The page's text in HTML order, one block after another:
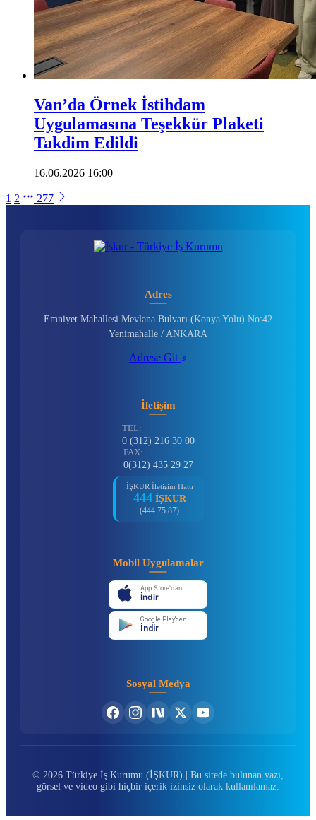
Van’da Örnek İstihdam
Uygulamasına Teşekkür Plaketi
Takdim Edildi
16.06.2026 16:00
1 2 277
Adres
Emniyet Mahallesi Mevlana Bulvarı (Konya Yolu) No:42
Yenimahalle / ANKARA
Adrese Git
İletişim
TEL:
0 (312) 216 30 00
FAX:
0(312) 435 29 27
İŞKUR İletişim Hattı
444 İŞKUR
(444 75 87)
Mobil Uygulamalar
App Store'dan
İndir
Google Play'den
İndir
Sosyal Medya
© 2026 Türkiye İş Kurumu (İŞKUR) | Bu sitede bulunan yazı,
görsel ve video gibi hiçbir içerik izinsiz olarak kullanılamaz.